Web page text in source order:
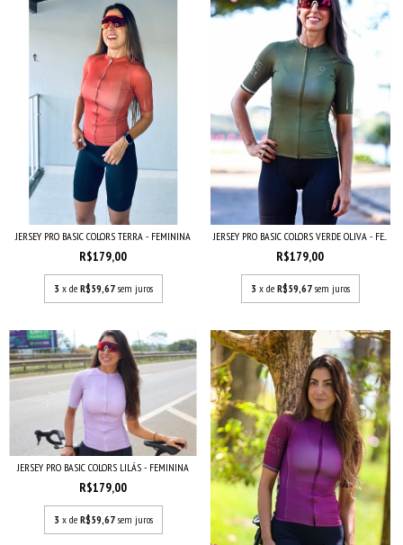
JERSEY PRO BASIC COLORS TERRA - FEMININA
R$179,00
3 x de R$59,67 sem juros
JERSEY PRO BASIC COLORS VERDE OLIVA - FE...
R$179,00
3 x de R$59,67 sem juros
JERSEY PRO BASIC COLORS LILÁS - FEMININA
R$179,00
3 x de R$59,67 sem juros